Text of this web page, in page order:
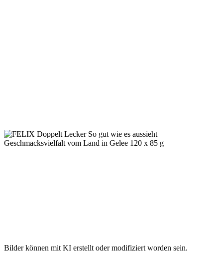
Bilder können mit KI erstellt oder modifiziert worden sein.